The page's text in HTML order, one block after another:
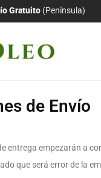
Gratuito (Península)
de Envío
entrega empezarán a
que será error de la